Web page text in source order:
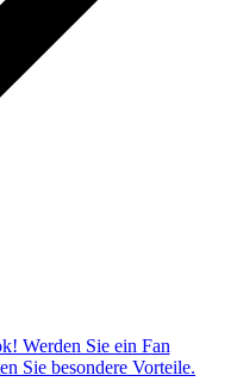
Werden Sie ein Fan
Sie besondere Vorteile.